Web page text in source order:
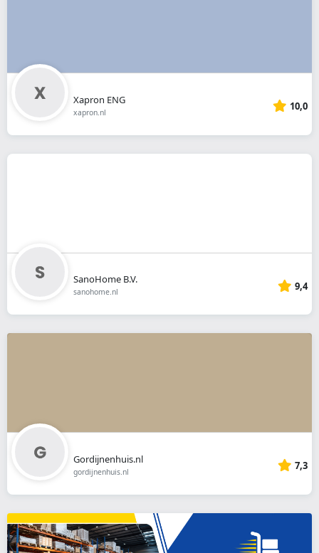
Xapron ENG
xapron.nl 10,0
SanoHome B.V.
sanohome.nl 9,4
Gordijnenhuis.nl
gordijnenhuis.nl 7,3